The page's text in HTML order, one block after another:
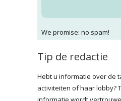
We promise: no spam!
Tip de redactie
Hebt u informatie over de
activiteiten of haar lobby?